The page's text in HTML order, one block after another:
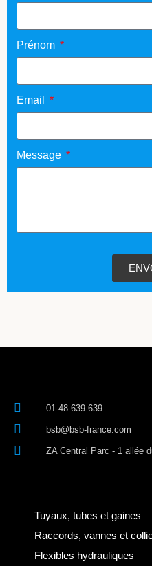
Prénom
Email
Message
01-48-639-639
bsb@bsb-france.com
ZA Central Parc - 1 allée
Tuyaux, tubes et gaines
Raccords, vannes et
Flexibles hydrauliques